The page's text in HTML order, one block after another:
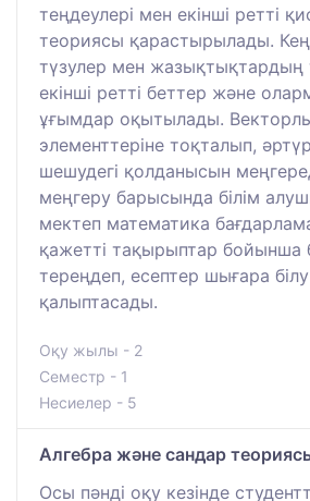
теңдеулері мен екінші ретті
теориясы қарастырылады.
түзулер мен жазықтықтардың
екінші ретті беттер және
ұғымдар оқытылады.
элементтеріне тоқталып,
шешудегі қолданысын
меңгеру барысында білім
мектеп математика
қажетті тақырыптар бойынша
тереңдеп, есептер шығара
қалыптасады.
Оқу жылы - 2
Семестр - 1
Несиелер - 5
Алгебра және сандар
Осы пәнді оқу кезінде